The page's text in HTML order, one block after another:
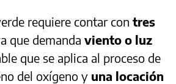
requiere contar con tres
que demanda viento o luz
que se aplica al proceso de
del oxígeno y una locación